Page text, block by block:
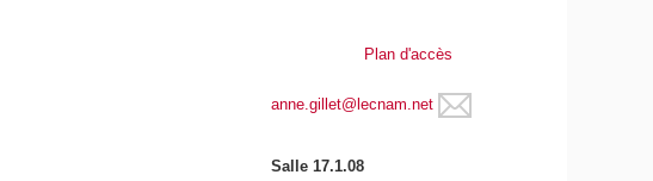
Plan d'accès
anne.gillet@lecnam.net
Salle 17.1.08